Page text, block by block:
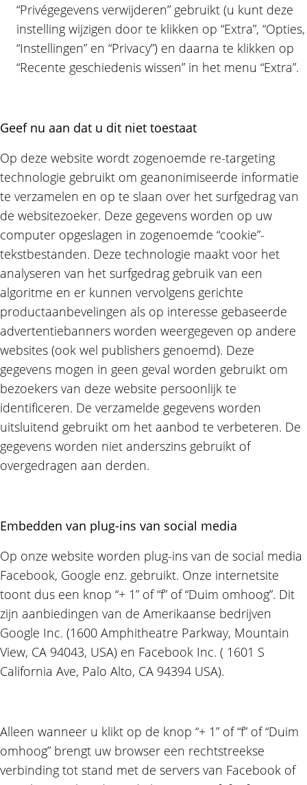
“Privégegevens verwijderen” gebruikt (u kunt deze
instelling wijzigen door te klikken op “Extra”, “Opties,
“Instellingen” en “Privacy”) en daarna te klikken op
“Recente geschiedenis wissen” in het menu “Extra”.
Geef nu aan dat u dit niet toestaat
Op deze website wordt zogenoemde re-targeting
technologie gebruikt om geanonimiseerde informatie
te verzamelen en op te slaan over het surfgedrag van
de websitezoeker. Deze gegevens worden op uw
computer opgeslagen in zogenoemde “cookie”-
tekstbestanden. Deze technologie maakt voor het
analyseren van het surfgedrag gebruik van een
algoritme en er kunnen vervolgens gerichte
productaanbevelingen als op interesse gebaseerde
advertentiebanners worden weergegeven op andere
websites (ook wel publishers genoemd). Deze
gegevens mogen in geen geval worden gebruikt om
bezoekers van deze website persoonlijk te
identificeren. De verzamelde gegevens worden
uitsluitend gebruikt om het aanbod te verbeteren. De
gegevens worden niet anderszins gebruikt of
overgedragen aan derden.
Embedden van plug-ins van social media
Op onze website worden plug-ins van de social media
Facebook, Google enz. gebruikt. Onze internetsite
toont dus een knop “+ 1” of “f” of “Duim omhoog”. Dit
zijn aanbiedingen van de Amerikaanse bedrijven
Google Inc. (1600 Amphitheatre Parkway, Mountain
View, CA 94043, USA) en Facebook Inc. ( 1601 S
California Ave, Palo Alto, CA 94394 USA).
Alleen wanneer u klikt op de knop “+ 1” of “f” of “Duim
omhoog” brengt uw browser een rechtstreekse
verbinding tot stand met de servers van Facebook of